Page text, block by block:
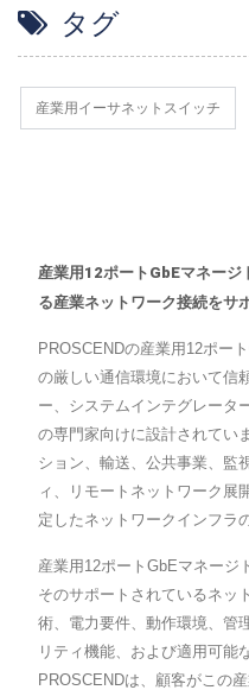
タグ
産業用イーサネットスイッチ
産業用12ポートGbEマネージ
る産業ネットワーク接続をサ
PROSCENDの産業用12ポー
の厳しい通信環境において信
ー、システムインテグレータ
の専門家向けに設計されてい
ション、輸送、公共事業、監
ィ、リモートネットワーク展
定したネットワークインフラ
産業用12ポートGbEマネージ
そのサポートされているネッ
術、電力要件、動作環境、管
リティ機能、および適用可能
PROSCENDは、顧客がこの